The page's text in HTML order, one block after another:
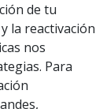
de tu
la reactivación
nos
Para